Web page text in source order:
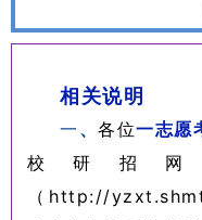
相关说明
一 、各位一志愿
校研招
（http://